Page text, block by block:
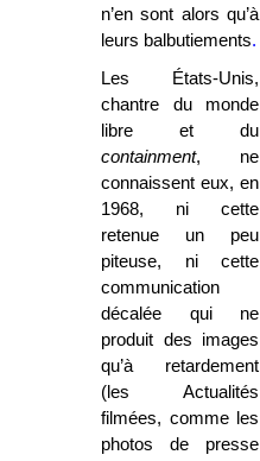
n’en sont alors qu’à
leurs balbutiements.
Les États-Unis,
chantre du monde
libre et du
containment, ne
connaissent eux, en
1968, ni cette
retenue un peu
piteuse, ni cette
communication
décalée qui ne
produit des images
qu’à retardement
(les Actualités
filmées, comme les
photos de presse